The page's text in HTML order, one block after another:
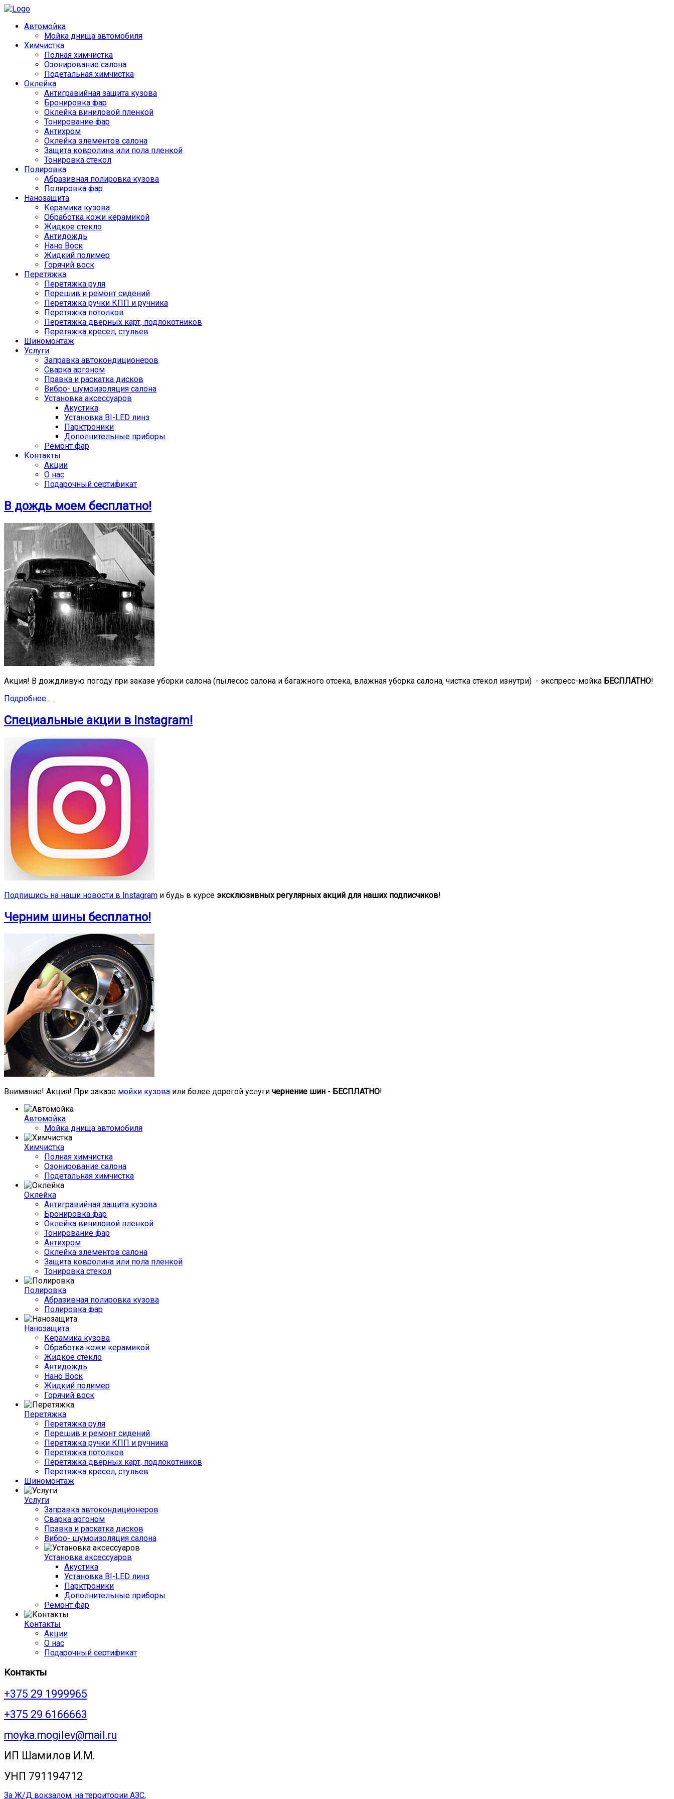
Автомойка
Мойка днища автомобиля
Химчистка
Полная химчистка
Озонирование салона
Подетальная химчистка
Оклейка
Антигравийная защита кузова
Бронировка фар
Оклейка виниловой пленкой
Тонирование фар
Антихром
Оклейка элементов салона
Защита ковролина или пола пленкой
Тонировка стекол
Полировка
Абразивная полировка кузова
Полировка фар
Нанозащита
Керамика кузова
Обработка кожи керамикой
Жидкое стекло
Антидождь
Нано Воск
Жидкий полимер
Горячий воск
Перетяжка
Перетяжка руля
Перешив и ремонт сидений
Перетяжка ручки КПП и ручника
Перетяжка потолков
Перетяжка дверных карт, подлокотников
Перетяжка кресел, стульев
Шиномонтаж
Услуги
Заправка автокондиционеров
Сварка аргоном
Правка и раскатка дисков
Вибро- шумоизоляция салона
Установка аксессуаров
Акустика
Установка BI-LED линз
Парктроники
Дополнительные приборы
Ремонт фар
Контакты
Акции
О нас
Подарочный сертификат
В дождь моем бесплатно!
Акция! В дождливую погоду при заказе уборки салона (пылесос салона и багажного отсека, влажная уборка салона, чистка стекол изнутри) - экспресс-мойка БЕСПЛАТНО!
Подробнее...
Специальные акции в Instagram!
Подпишись на наши новости в Instagram и будь в курсе эксклюзивных регулярных акций для наших подписчиков!
Черним шины бесплатно!
Внимание! Акция! При заказе мойки кузова или более дорогой услуги чернение шин - БЕСПЛАТНО!
Автомойка
Мойка днища автомобиля
Химчистка
Полная химчистка
Озонирование салона
Подетальная химчистка
Оклейка
Антигравийная защита кузова
Бронировка фар
Оклейка виниловой пленкой
Тонирование фар
Антихром
Оклейка элементов салона
Защита ковролина или пола пленкой
Тонировка стекол
Полировка
Абразивная полировка кузова
Полировка фар
Нанозащита
Керамика кузова
Обработка кожи керамикой
Жидкое стекло
Антидождь
Нано Воск
Жидкий полимер
Горячий воск
Перетяжка
Перетяжка руля
Перешив и ремонт сидений
Перетяжка ручки КПП и ручника
Перетяжка потолков
Перетяжка дверных карт, подлокотников
Перетяжка кресел, стульев
Шиномонтаж
Услуги
Заправка автокондиционеров
Сварка аргоном
Правка и раскатка дисков
Вибро- шумоизоляция салона
Установка аксессуаров
Акустика
Установка BI-LED линз
Парктроники
Дополнительные приборы
Ремонт фар
Контакты
Акции
О нас
Подарочный сертификат
Контакты
+375 29 1999965
+375 29 6166663
moyka.mogilev@mail.ru
ИП Шамилов И.М.
УНП 791194712
За Ж/Д вокзалом, на территории АЗС,